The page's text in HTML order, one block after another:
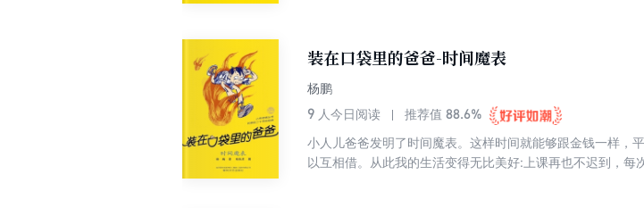
装在口袋里的爸爸-时间魔表
杨鹏
9 人今日阅读 推荐值 88.6%
小人儿爸爸发明了时间魔表。这样时间就能够跟金钱一样，
以互相借。从此我的生活变得无比美好:上课再也不迟到，